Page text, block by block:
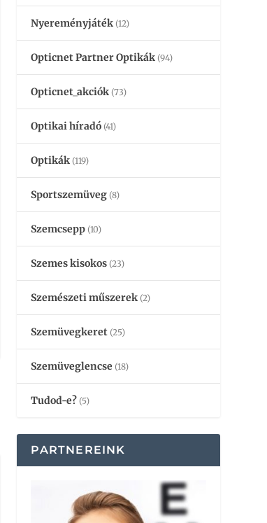
Nyereményjáték (12)
Opticnet Partner Optikák (94)
Opticnet_akciók (73)
Optikai híradó (41)
Optikák (119)
Sportszemüveg (8)
Szemcsepp (10)
Szemes kisokos (23)
Szemészeti műszerek (2)
Szemüvegkeret (25)
Szemüveglencse (18)
Tudod-e? (5)
PARTNEREINK